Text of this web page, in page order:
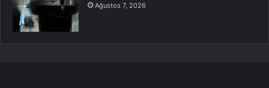
Ağustos 7, 2026